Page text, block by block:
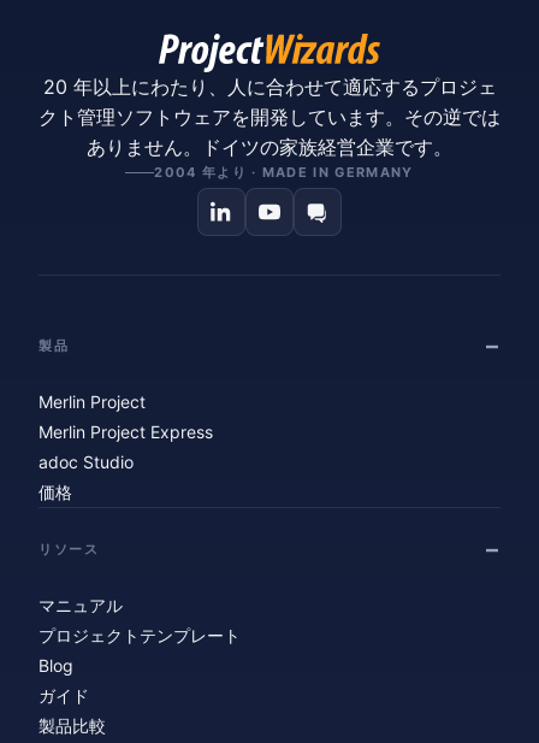
20 年以上にわたり、人に合わせて適応するプロジェ
クト管理ソフトウェアを開発しています。その逆では
ありません。ドイツの家族経営企業です。
2004 年より · MADE IN GERMANY
製品
Merlin Project
Merlin Project Express
adoc Studio
価格
リソース
マニュアル
プロジェクトテンプレート
Blog
ガイド
製品比較